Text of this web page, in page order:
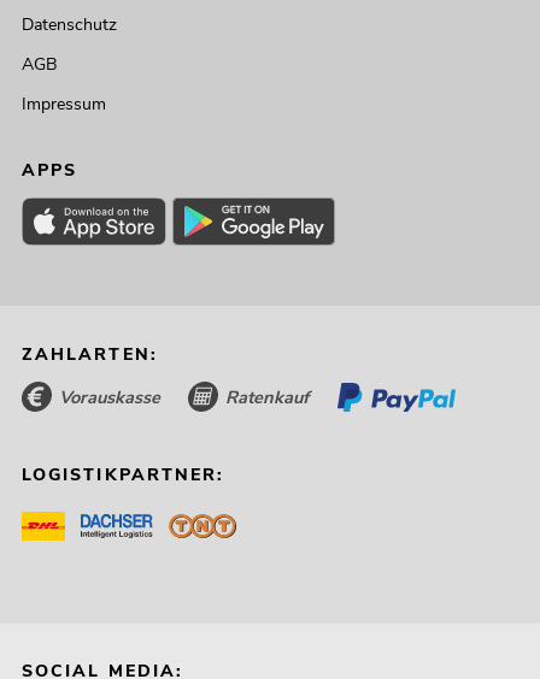
Datenschutz
AGB
Impressum
APPS
ZAHLARTEN:
Vorauskasse Ratenkauf
LOGISTIKPARTNER:
SOCIAL MEDIA: